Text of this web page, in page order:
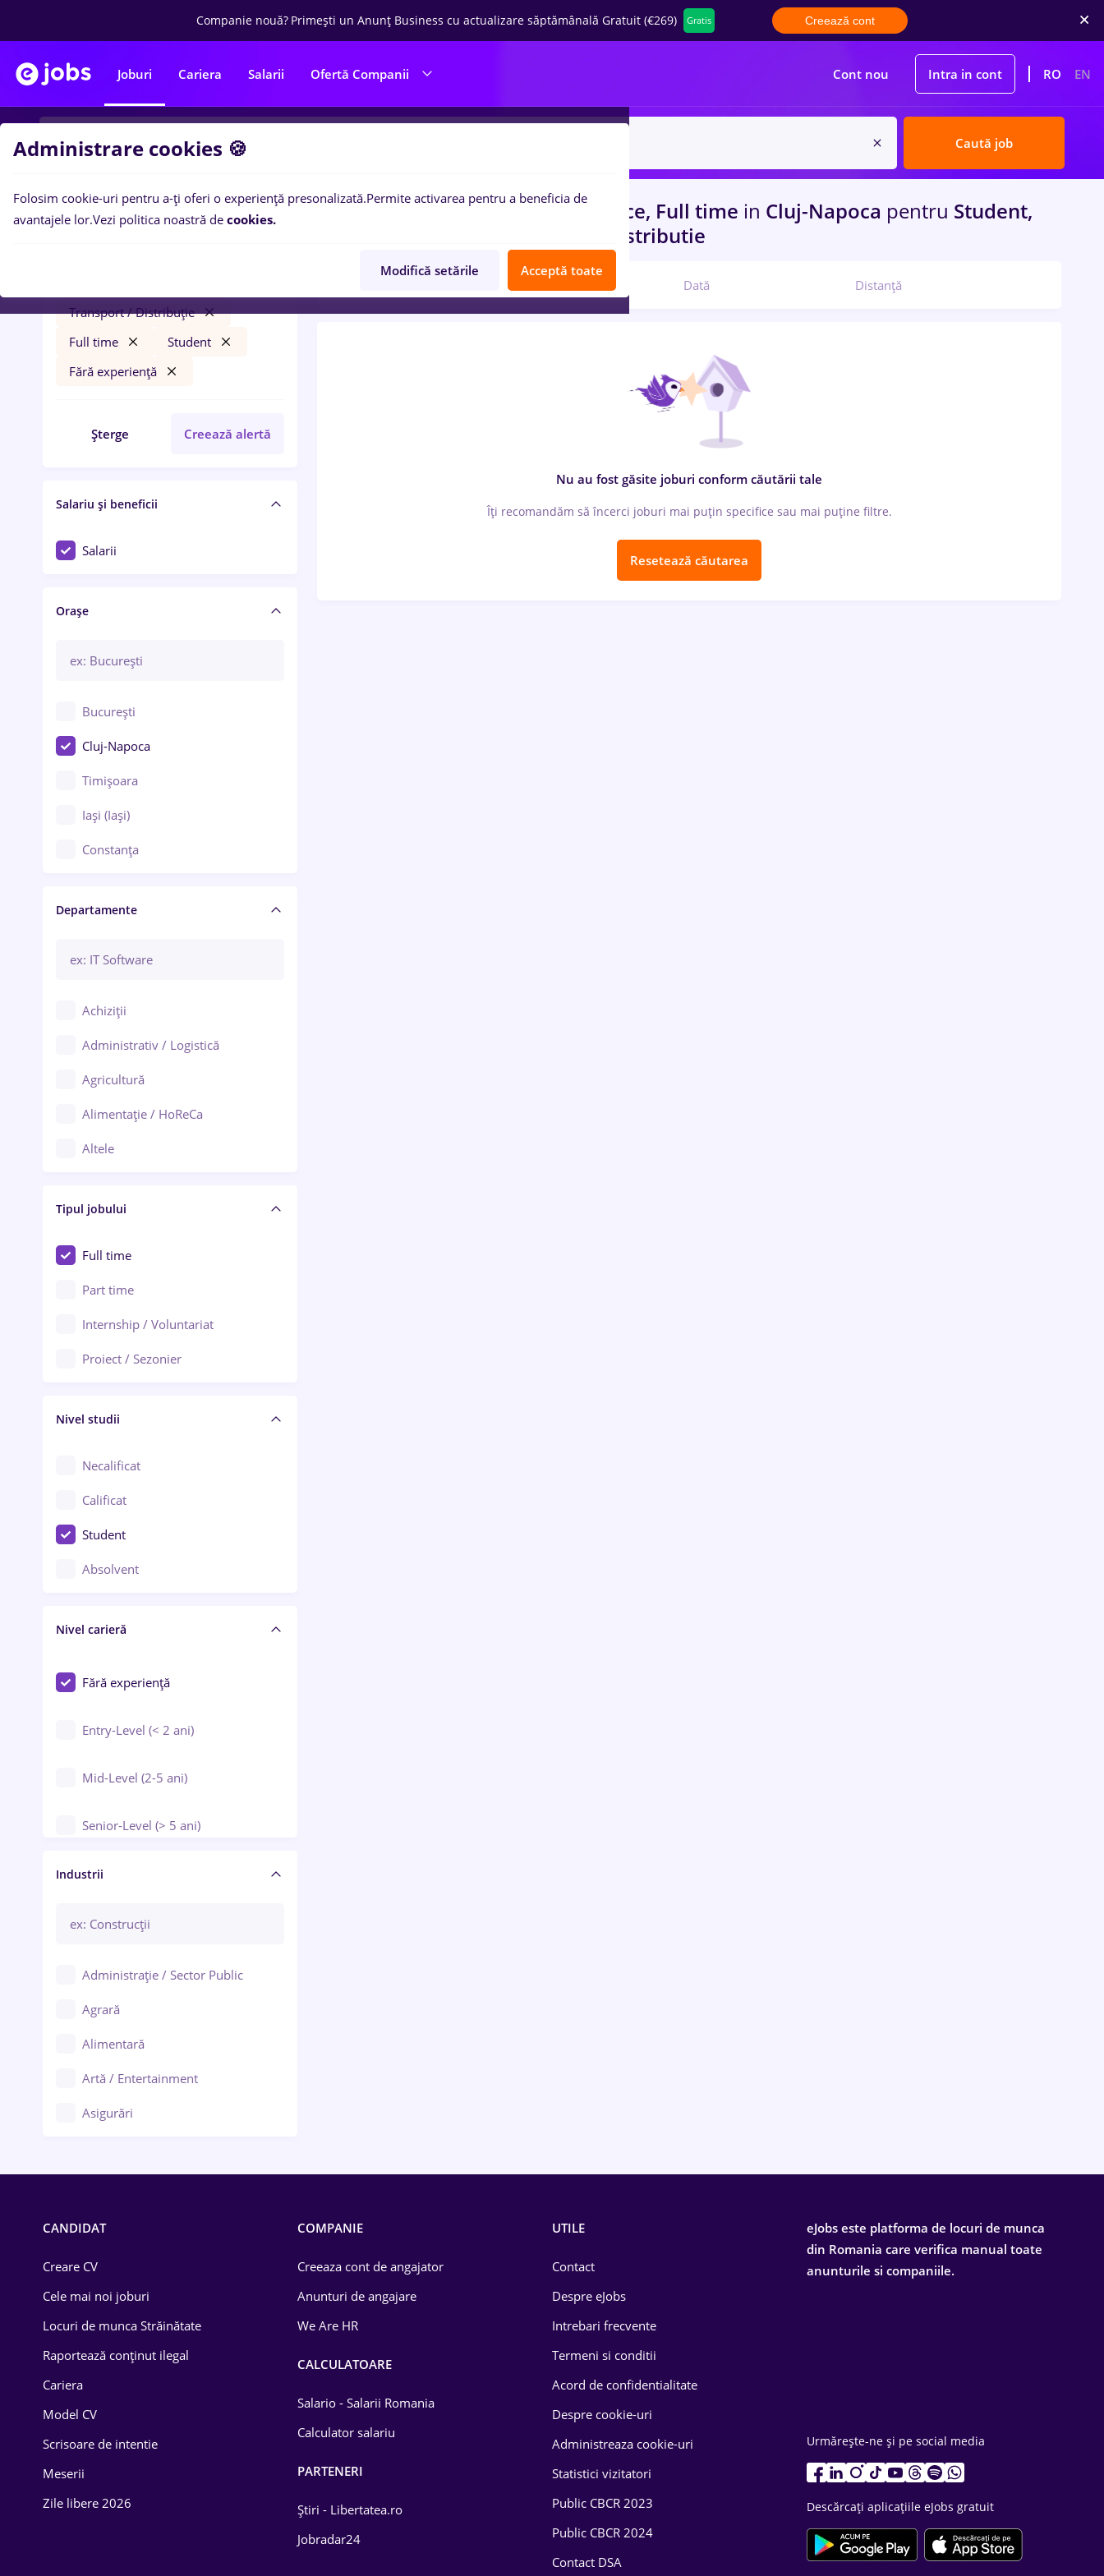
Companie nouă? Primești un Anunț Business cu actualizare săptămânală Gratuit (€269) Gratis Creează cont
Joburi Cariera Salarii Ofertă Companii Cont nou Intra in cont RO EN
Caută job
Filtre
Transport / Distribuție
Full time
Student
Fără experiență
Șterge Creează alertă
Salariu și beneficii
Salarii
Orașe
București
Cluj-Napoca
Timișoara
Iași (Iași)
Constanța
Brașov
Bacău
Galați (Galați)
Ploiești
Arad
Baia Mare
Bârlad
Bistrița (Bistrița-Năsăud)
Departamente
Achiziții
Administrativ / Logistică
Agricultură
Alimentație / HoReCa
Altele
Asigurări
Au pair / Babysitter / Curățenie
Audit / Consultanță
Auto / Echipamente
Automatizări
Cercetare - dezvoltare
Chimie / Biochimie
Confecții / Design vestimentar
Construcții / Instalații
Controlul calității
Educație / Training / Arte
Tipul jobului
Full time
Part time
Internship / Voluntariat
Proiect / Sezonier
Nivel studii
Necalificat
Calificat
Student
Absolvent
Nivel carieră
Fără experiență
Entry-Level (< 2 ani)
Mid-Level (2-5 ani)
Senior-Level (> 5 ani)
Manager / Executiv
Industrii
Administrație / Sector Public
Agrară
Alimentară
Artă / Entertainment
Asigurări
Drept
Educație / Training
Energetică
Farma
0locuri de muncacu salarii finance, Full time in Cluj-Napoca pentru Student,
Transport / Distributie
Relevanță Dată Distanță
Nu au fost găsite joburi conform căutării tale
Îți recomandăm să încerci joburi mai puțin specifice sau mai puține filtre.
Resetează căutarea
CANDIDAT
Creare CV
Cele mai noi joburi
Locuri de munca Străinătate
Raportează conținut ilegal
Cariera
Model CV
Scrisoare de intentie
Meserii
Zile libere 2026
COMPANIE
Creeaza cont de angajator
Anunturi de angajare
We Are HR
CALCULATOARE
Salario - Salarii Romania
Calculator salariu
PARTENERI
Știri - Libertatea.ro
Jobradar24
UTILE
Contact
Despre eJobs
Intrebari frecvente
Termeni si conditii
Acord de confidentialitate
Despre cookie-uri
Administreaza cookie-uri
Statistici vizitatori
Public CBCR 2023
Public CBCR 2024
Contact DSA
eJobs este platforma de locuri de munca
din Romania care verifica manual toate
anunturile si companiile.
Urmărește-ne și pe social media
Descărcați aplicațiile eJobs gratuit
Administrare cookies 🍪
Folosim cookie-uri pentru a-ți oferi o experiență presonalizată.Permite activarea pentru a beneficia de
avantajele lor.Vezi politica noastră de cookies.
Modifică setările Acceptă toate